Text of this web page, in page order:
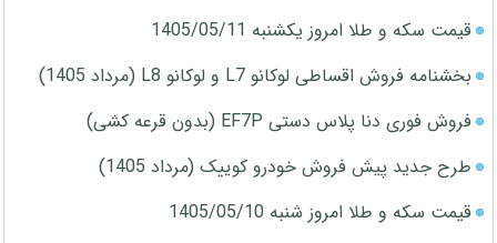
قیمت سکه و طلا امروز یکشنبه 1405/05/11
بخشنامه فروش اقساطی لوکانو L7 و لوکانو L8 (مرداد 1405)
فروش فوری دنا پلاس دستی EF7P (بدون قرعه کشی)
طرح جدید پیش فروش خودرو کوییک (مرداد 1405)
قیمت سکه و طلا امروز شنبه 1405/05/10